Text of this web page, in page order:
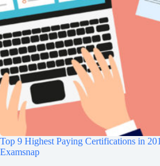
Top 9 Highest Paying Certifications in
Examsnap